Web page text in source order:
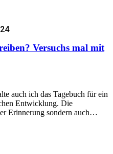
Versuchs mal mit
auch ich das Tagebuch für ein
Entwicklung. Die
Erinnerung sondern auch…